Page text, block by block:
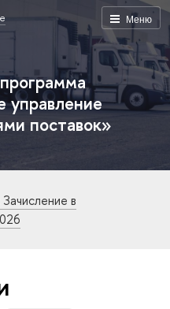
Меню
управление
поставок»
в